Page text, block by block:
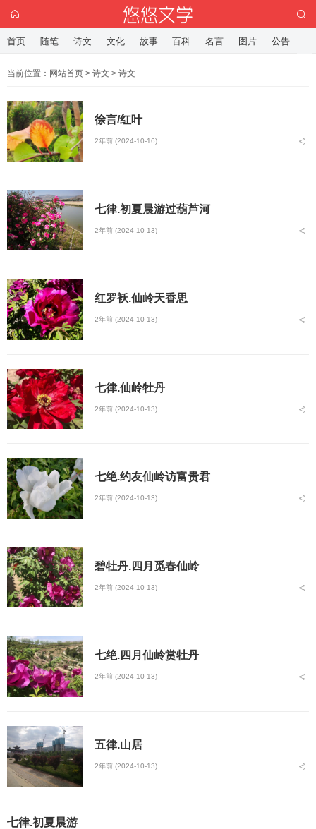
当前位置： 网站首页 > 诗文 > 诗文
徐言/红叶
2年前 (2024-10-16)
七律.初夏晨游过葫芦河
2年前 (2024-10-13)
红罗袄.仙岭天香思
2年前 (2024-10-13)
七律.仙岭牡丹
2年前 (2024-10-13)
七绝.约友仙岭访富贵君
2年前 (2024-10-13)
碧牡丹.四月觅春仙岭
2年前 (2024-10-13)
七绝.四月仙岭赏牡丹
2年前 (2024-10-13)
五律.山居
2年前 (2024-10-13)
七律.初夏晨游
首页 随笔 诗文 文化 故事 百科 名言 图片 公告